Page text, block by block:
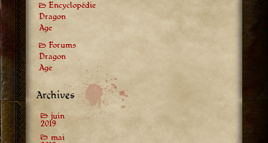
Encyclopédie
Dragon
Age
Forums
Dragon
Age
Archives
juin
2019
mai